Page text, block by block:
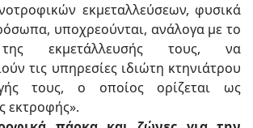
εκμεταλλεύσεων, φυσικά
υποχρεούνται, ανάλογα με το
εκμετάλλευσής τους, να
τις υπηρεσίες ιδιώτη κτηνιάτρου
τους, ο οποίος ορίζεται ως
εκτροφής».